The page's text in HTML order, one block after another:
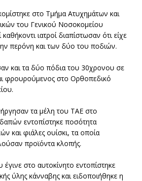
στο Τμήμα Ατυχημάτων και
του Γενικού Νοσοκομείου
ιατροί διαπίστωσαν ότι είχε
περόνη και των δύο του ποδιών.
και τα δύο πόδια του 30χρονου σε
φρουρούμενος στο Ορθοπεδικό
τα μέλη του ΤΑΕ στο
εντοπίστηκε ποσότητα
και φιάλες ουίσκι, τα οποία
προϊόντα κλοπής.
στο αυτοκίνητο εντοπίστηκε
ύλης κάνναβης και ειδοποιήθηκε η